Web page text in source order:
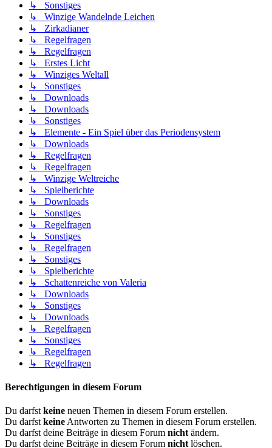
↳ Sonstiges
↳ Winzige Wandelnde Leichen
↳ Zirkadianer
↳ Regelfragen
↳ Regelfragen
↳ Erstes Licht
↳ Winziges Weltall
↳ Sonstiges
↳ Downloads
↳ Downloads
↳ Sonstiges
↳ Elemente - Ein Spiel über das Periodensystem
↳ Downloads
↳ Regelfragen
↳ Regelfragen
↳ Winzige Weltreiche
↳ Spielberichte
↳ Downloads
↳ Sonstiges
↳ Regelfragen
↳ Sonstiges
↳ Regelfragen
↳ Sonstiges
↳ Spielberichte
↳ Schattenreiche von Valeria
↳ Downloads
↳ Sonstiges
↳ Downloads
↳ Regelfragen
↳ Sonstiges
↳ Regelfragen
↳ Regelfragen
Berechtigungen in diesem Forum
Du darfstkeine neuen Themen in diesem Forum erstellen.
Du darfstkeineAntworten zu Themen in diesem Forum erstellen.
Du darfst deine Beiträge in diesem Forum nichtändern.
Du darfst deine Beiträge in diesem Forum nichtlöschen.